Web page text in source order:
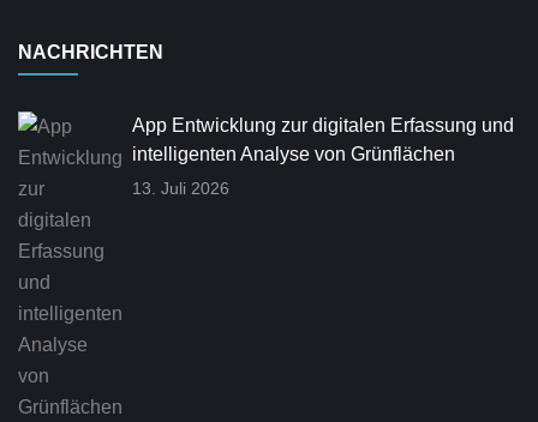
NACHRICHTEN
App Entwicklung zur digitalen Erfassung und
intelligenten Analyse von Grünflächen
13. Juli 2026